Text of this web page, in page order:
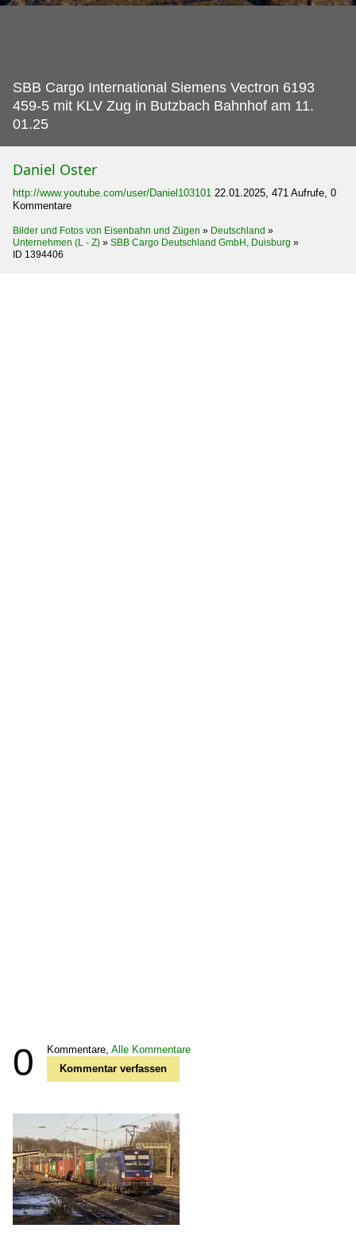
SBB Cargo International Siemens Vectron 6193
459-5 mit KLV Zug in Butzbach Bahnhof am 11.
01.25
Daniel Oster
http://www.youtube.com/user/Daniel103101 22.01.2025, 471 Aufrufe, 0
Kommentare
Bilder und Fotos von Eisenbahn und Zügen » Deutschland »
Unternehmen (L - Z) » SBB Cargo Deutschland GmbH, Duisburg »
ID 1394406
0 Kommentare, Alle Kommentare
Kommentar verfassen